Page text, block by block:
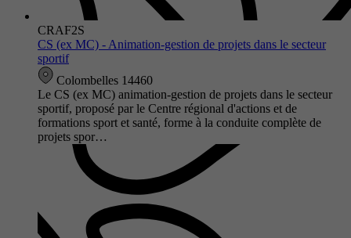
CRAF2S
CS (ex MC) - Animation-gestion de projets dans le secteur
sportif
Colombelles 14460
Le CS (ex MC) animation-gestion de projets dans le secteur
sportif, proposé par le Centre régional d'actions et de
formations sport et santé, forme à la conduite complète de
projets spor…